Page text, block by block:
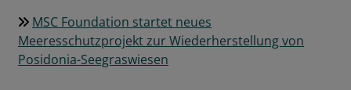
MSC Foundation startet neues
Meeresschutzprojekt zur Wiederherstellung von
Posidonia-Seegraswiesen